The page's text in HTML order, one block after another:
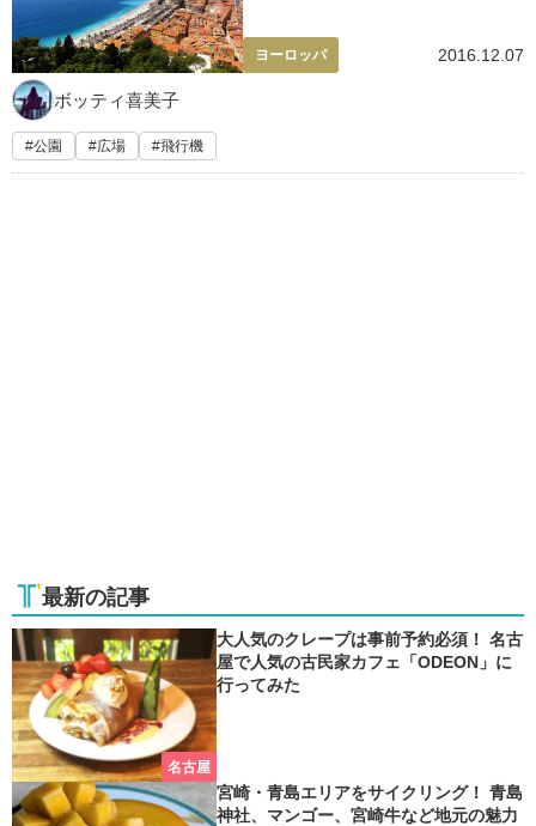
ヨーロッパ 2016.12.07
ボッティ喜美子
公園 広場 飛行機
最新の記事
名古屋
大人気のクレープは事前予約必須！ 名古
屋で人気の古民家カフェ「ODEON」に
行ってみた
宮崎・青島エリアをサイクリング！ 青島
神社、マンゴー、宮崎牛など地元の魅力